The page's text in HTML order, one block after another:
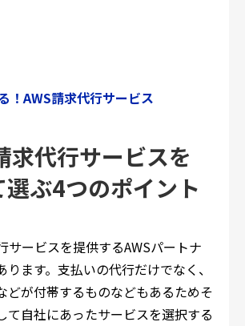
！AWS請求代行サービス
求代行サービスを
選ぶ4つのポイント
サービスを提供するAWSパートナ
ります。支払いの代行だけでなく、
どが付帯するものなどもあるためそ
て自社にあったサービスを選択する